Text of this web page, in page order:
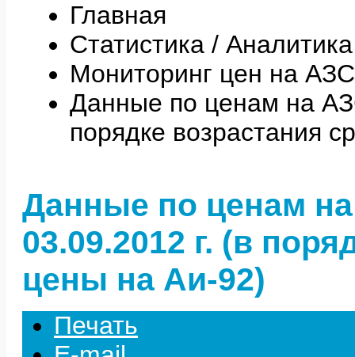
Главная
Статистика / Аналитика
Мониторинг цен на
Данные по ценам на
порядке возрастания
Данные по ценам
03.09.2012 г. (в
цены на Аи-92)
Печать